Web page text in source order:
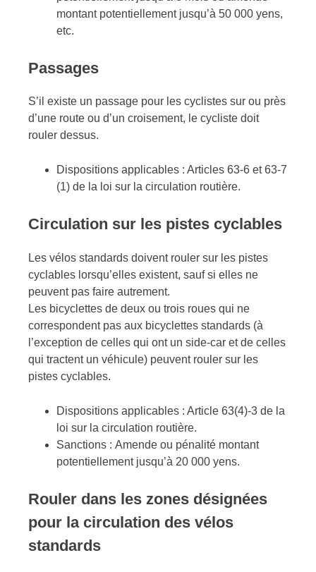
montant potentiellement jusqu’à 50 000 yens,
etc.
Passages
S’il existe un passage pour les cyclistes sur ou près
d’une route ou d’un croisement, le cycliste doit
rouler dessus.
Dispositions applicables : Articles 63-6 et 63-7
(1) de la loi sur la circulation routière.
Circulation sur les pistes cyclables
Les vélos standards doivent rouler sur les pistes
cyclables lorsqu’elles existent, sauf si elles ne
peuvent pas faire autrement.
Les bicyclettes de deux ou trois roues qui ne
correspondent pas aux bicyclettes standards (à
l’exception de celles qui ont un side-car et de celles
qui tractent un véhicule) peuvent rouler sur les
pistes cyclables.
Dispositions applicables : Article 63(4)-3 de la
loi sur la circulation routière.
Sanctions : Amende ou pénalité montant
potentiellement jusqu’à 20 000 yens.
Rouler dans les zones désignées
pour la circulation des vélos
standards